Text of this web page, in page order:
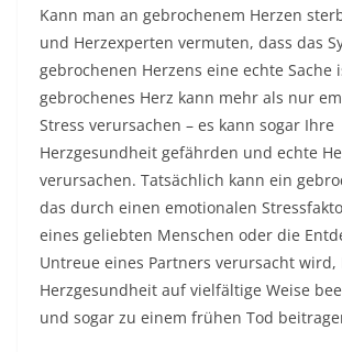
Kann man an gebrochenem Herzen
und Herzexperten vermuten, dass das
gebrochenen Herzens eine echte Sache
gebrochenes Herz kann mehr als nur
Stress verursachen – es kann sogar Ihre
Herzgesundheit gefährden und echte
verursachen. Tatsächlich kann ein
das durch einen emotionalen
eines geliebten Menschen oder die
Untreue eines Partners verursacht wird,
Herzgesundheit auf vielfältige Weise
und sogar zu einem frühen Tod